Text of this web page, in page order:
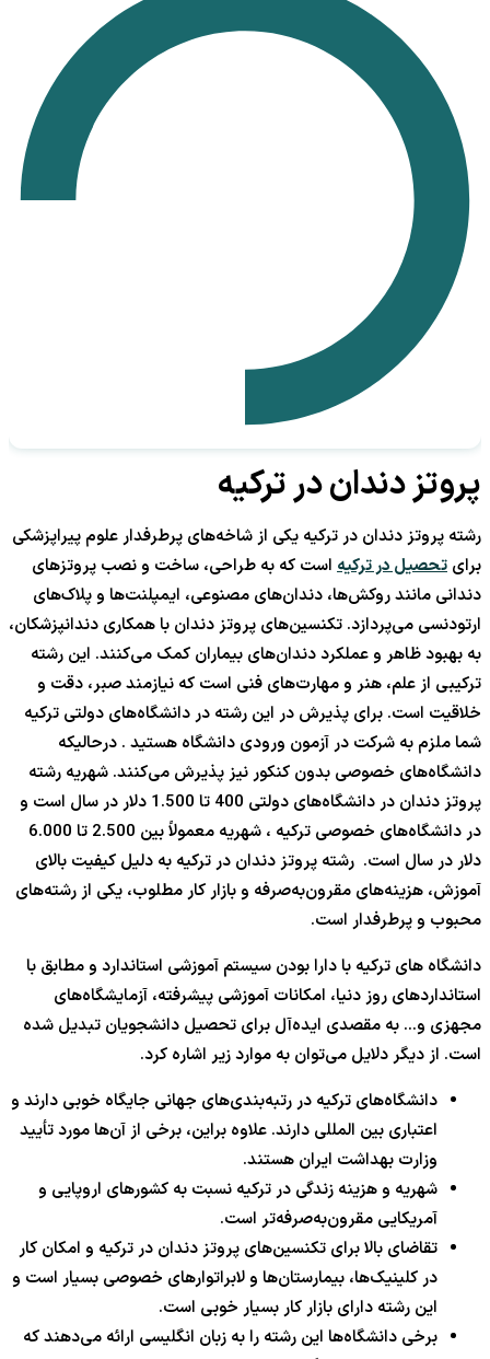
پروتز دندان در ترکیه
رشته پروتز دندان در ترکیه یکی از شاخه‌های پرطرفدار علوم پیراپزشکی
برای تحصیل در ترکیه است که به طراحی، ساخت و نصب پروتزهای
دندانی مانند روکش‌ها، دندان‌های مصنوعی، ایمپلنت‌ها و پلاک‌های
ارتودنسی می‌پردازد. تکنسین‌های پروتز دندان با همکاری دندانپزشکان،
به بهبود ظاهر و عملکرد دندان‌های بیماران کمک می‌کنند. این رشته
ترکیبی از علم، هنر و مهارت‌های فنی است که نیازمند صبر، دقت و
خلاقیت است. برای پذیرش در این رشته در دانشگاه‌های دولتی ترکیه
شما ملزم به شرکت در آزمون ورودی دانشگاه هستید . درحالیکه
دانشگاه‌های خصوصی بدون کنکور نیز پذیرش می‌کنند. شهریه رشته
پروتز دندان در دانشگاه‌های دولتی 400 تا 1.500 دلار در سال است و
در دانشگاه‌های خصوصی ترکیه ، شهریه معمولاً بین 2.500 تا 6.000
دلار در سال است. رشته پروتز دندان در ترکیه به دلیل کیفیت بالای
آموزش، هزینه‌های مقرون‌به‌صرفه و بازار کار مطلوب، یکی از رشته‌های
محبوب و پرطرفدار است.
دانشگاه‌ های ترکیه با دارا بودن سیستم آموزشی استاندارد و مطابق با
استانداردهای روز دنیا، امکانات آموزشی پیشرفته، آزمایشگاه‌های
مجهزی و… به مقصدی ایده‌آل برای تحصیل دانشجویان تبدیل شده
است. از دیگر دلایل می‌توان به موارد زیر اشاره کرد.
دانشگاه‌های ترکیه در رتبه‌بندی‌های جهانی جایگاه خوبی دارند و
اعتباری بین المللی دارند. علاوه براین، برخی از آن‌ها مورد تأیید
وزارت بهداشت ایران هستند.
شهریه و هزینه زندگی در ترکیه نسبت به کشورهای اروپایی و
آمریکایی مقرون‌به‌صرفه‌تر است.
تقاضای بالا برای تکنسین‌های پروتز دندان در ترکیه و امکان کار
در کلینیک‌ها، بیمارستان‌ها و لابراتوارهای خصوصی بسیار است و
این رشته دارای بازار کار بسیار خوبی است.
برخی دانشگاه‌ها این رشته را به زبان انگلیسی ارائه می‌دهند که